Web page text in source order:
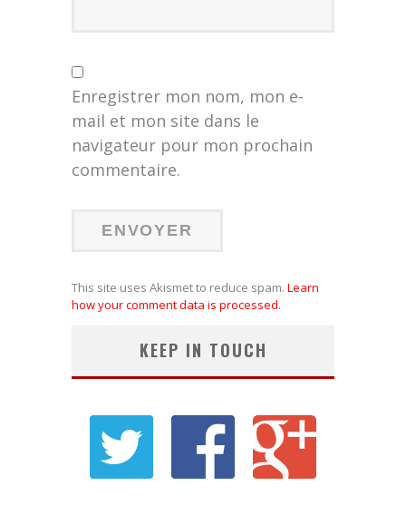
Enregistrer mon nom, mon e-
mail et mon site dans le
navigateur pour mon prochain
commentaire.
This site uses Akismet to reduce spam. Learn
how your comment data is processed.
KEEP IN TOUCH